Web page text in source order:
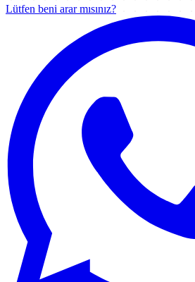
Lütfen beni arar mısınız?